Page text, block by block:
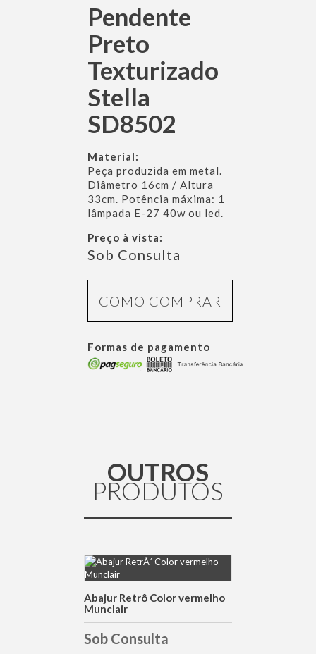
Pendente
Preto
Texturizado
Stella
SD8502
Material:
Peça produzida em metal.
Diâmetro 16cm / Altura
33cm. Potência máxima: 1
lâmpada E-27 40w ou led.
Preço à vista:
Sob Consulta
COMO COMPRAR
Formas de pagamento
OUTROS
PRODUTOS
DETALHES
Abajur Retrô Color vermelho
Munclair
Sob Consulta